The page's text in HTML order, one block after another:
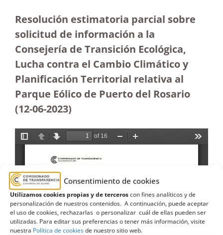
Consentimiento de cookies
Utilizamos cookies propias y de terceroscon fines analíticos y de
personalización de nuestros contenidos. A continuación, puede aceptar
el uso de cookies, rechazarlas o personalizar cuál de ellas pueden ser
utilizadas. Para editar sus preferencias o tener más información, visite
nuestra Política de cookiesde nuestro sitio web.
Resolución estimatoria parcial sobre
solicitud de información a la
Consejería de Transición Ecológica,
Lucha contra el Cambio Climático y
Planificación Territorial relativa al
Parque Eólico de Puerto del Rosario
(12-06-2023)